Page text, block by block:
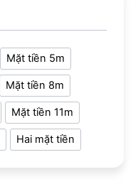
Mặt tiền 5m
Mặt tiền 8m
Mặt tiền 11m
Hai mặt tiền